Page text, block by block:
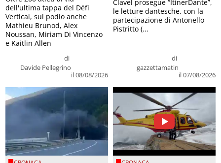
di
Davide Pellegrino
il 08/08/2026
dell'ultima tappa del Défì
Vertical, sul podio anche
Mathieu Brunod, Alex
Noussan, Miriam Di Vincenzo
e Kaitlin Allen
di
gazzettamatin
il 07/08/2026
Clavel prosegue “ItinerDante”,
le letture dantesche, con la
partecipazione di Antonello
Pistritto (...